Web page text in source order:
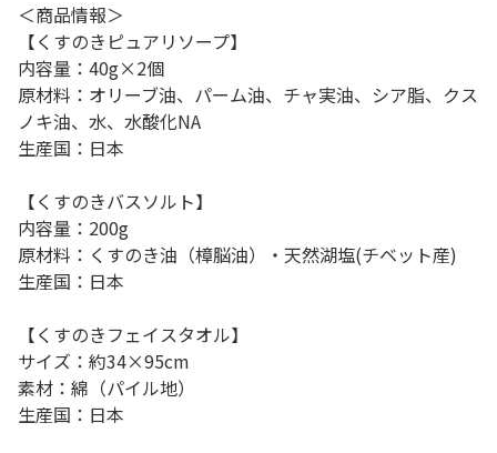
＜商品情報＞
【くすのきピュアリソープ】
内容量：40g×2個
原材料：オリーブ油、パーム油、チャ実油、シア脂、クス
ノキ油、水、水酸化NA
生産国：日本
【くすのきバスソルト】
内容量：200g
原材料：くすのき油（樟脳油）・天然湖塩(チベット産)
生産国：日本
【くすのきフェイスタオル】
サイズ：約34×95cm
素材：綿（パイル地）
生産国：日本